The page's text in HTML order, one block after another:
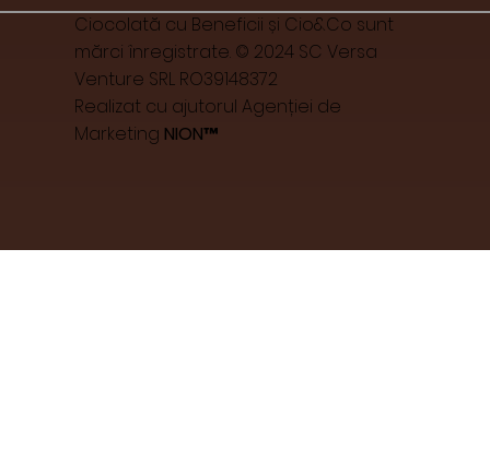
Ciocolată cu Beneficii și Cio&Co sunt
mărci înregistrate. © 2024 SC Versa
Venture SRL RO39148372
Realizat cu ajutorul Agenției de
Marketing NION™